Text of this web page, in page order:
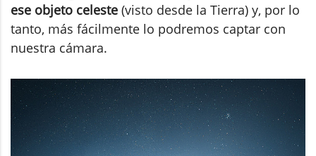
ese objeto celeste (visto desde la Tierra) y, por lo
tanto, más fácilmente lo podremos captar con
nuestra cámara.